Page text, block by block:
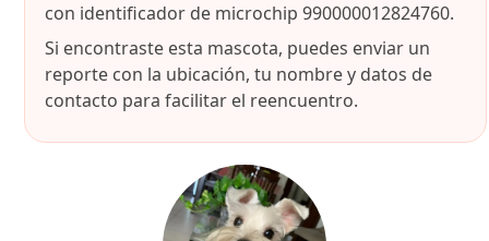
con identificador de microchip 990000012824760.
Si encontraste esta mascota, puedes enviar un
reporte con la ubicación, tu nombre y datos de
contacto para facilitar el reencuentro.